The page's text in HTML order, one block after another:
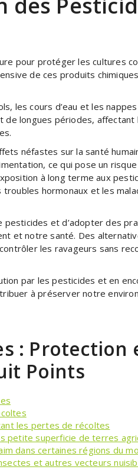
pour protéger les cultures
de ces produits
les cours d’eau et les
longues périodes, affectant
néfastes sur la santé
ce qui pose un
à long terme aux
hormonaux et les
pesticides et d’adopter des
et notre santé. Des
les ravageurs sans
par les pesticides et en
à préserver notre
: Protection
Points
les pertes de récoltes
petite superficie de terres
dans certaines régions du
et autres vecteurs